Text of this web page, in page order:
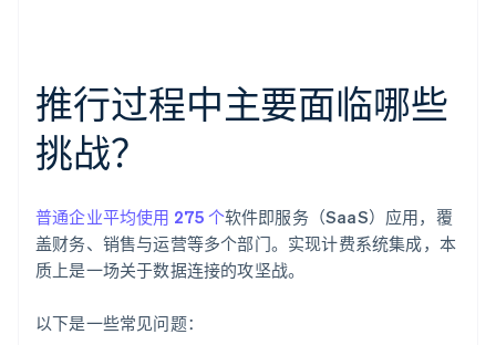
推行过程中主要面临哪些
挑战？
普通企业平均使用 275 个软件即服务（SaaS）应用，覆
盖财务、销售与运营等多个部门。实现计费系统集成，本
质上是一场关于数据连接的攻坚战。
以下是一些常见问题：